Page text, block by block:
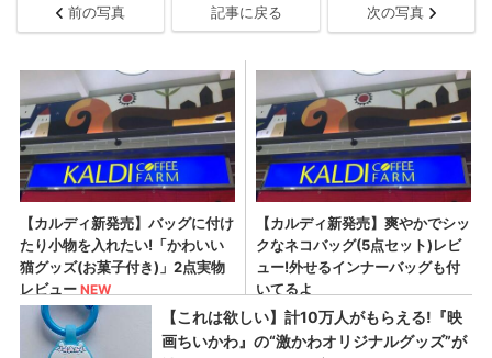
前の写真 記事に戻る 次の写真